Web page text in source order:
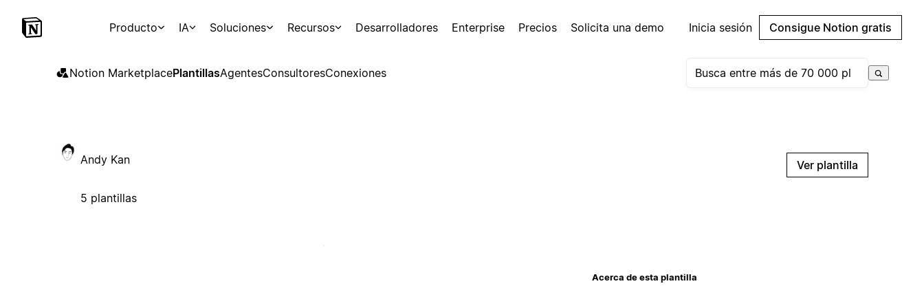
Producto IA Soluciones Recursos Desarrolladores Enterprise Precios Solicita una demo Inicia sesión Consigue Notion gratis
Notion MarketplacePlantillasAgentesConsultoresConexiones
Andy Kan
5 plantillas
Ver plantilla
Acerca de esta plantilla